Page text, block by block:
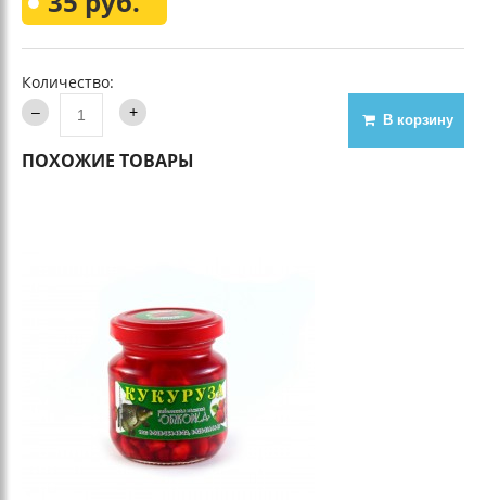
Количество:
В корзину
ПОХОЖИЕ ТОВАРЫ